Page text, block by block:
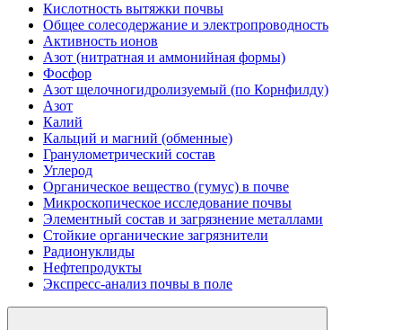
Кислотность вытяжки почвы
Общее солесодержание и электропроводность
Активность ионов
Азот (нитратная и аммонийная формы)
Фосфор
Азот щелочногидролизуемый (по Корнфилду)
Азот
Калий
Кальций и магний (обменные)
Гранулометрический состав
Углерод
Органическое вещество (гумус) в почве
Микроскопическое исследование почвы
Элементный состав и загрязнение металлами
Стойкие органические загрязнители
Радионуклиды
Нефтепродукты
Экспресс-анализ почвы в поле